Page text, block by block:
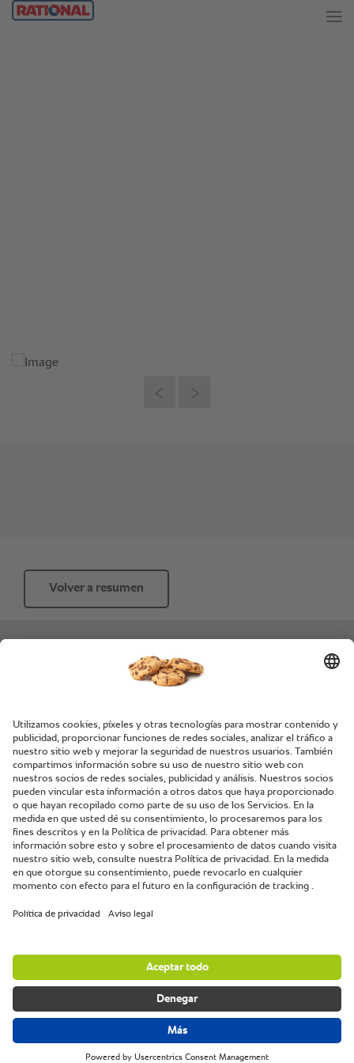
Volver a resumen